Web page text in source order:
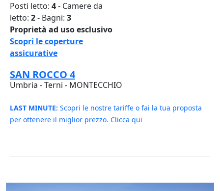
Posti letto: 4- Camere da
letto: 2- Bagni: 3
Proprietà ad uso esclusivo
Scopri le coperture
assicurative
SAN ROCCO 4
Umbria - Terni - MONTECCHIO
LAST MINUTE: Scopri le nostre tariffe o fai la tua proposta
per ottenere il miglior prezzo. Clicca qui